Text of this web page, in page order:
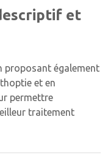
et
proposant également
et en
permettre
traitement